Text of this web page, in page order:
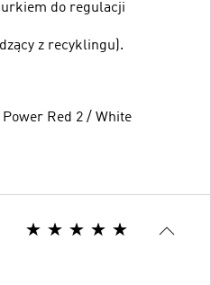
do regulacji
z recyklingu).
Red 2 / White